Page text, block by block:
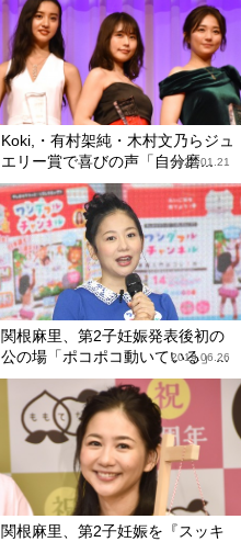
Koki,・有村架純・木村文乃らジュ
エリー賞で喜びの声「自分磨...
2020.01.21
関根麻里、第2子妊娠発表後初の
公の場「ポコポコ動いている」...
2019.06.26
関根麻里、第2子妊娠を『スッキ